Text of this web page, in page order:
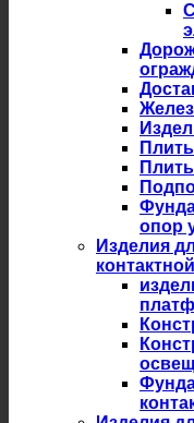
опор
Изделия